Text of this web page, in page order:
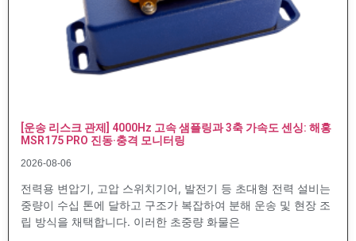
[운송 리스크 관제] 4000Hz 고속 샘플링과 3축 가속도 센싱: 해홍
MSR175 PRO 진동·충격 모니터링
2026-08-06
전력용 변압기, 고압 스위치기어, 발전기 등 초대형 전력 설비는
중량이 수십 톤에 달하고 구조가 복잡하여 분해 운송 및 현장 조
립 방식을 채택합니다. 이러한 초중량 화물은